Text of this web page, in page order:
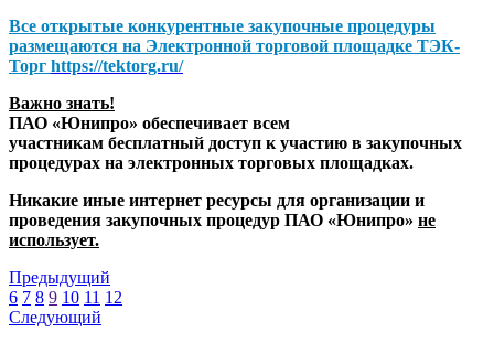
Все открытые конкурентные закупочные процедуры
размещаются на Электронной торговой площадке ТЭК-
Торг https://tektorg.ru/
Важно знать!
ПАО «Юнипро» обеспечивает всем
участникам бесплатный доступ к участию в закупочных
процедурах на электронных торговых площадках.
Никакие иные интернет ресурсы для организации и
проведения закупочных процедур ПАО «Юнипро» не
использует.
Предыдущий
6 7 8 9 10 11 12
Следующий